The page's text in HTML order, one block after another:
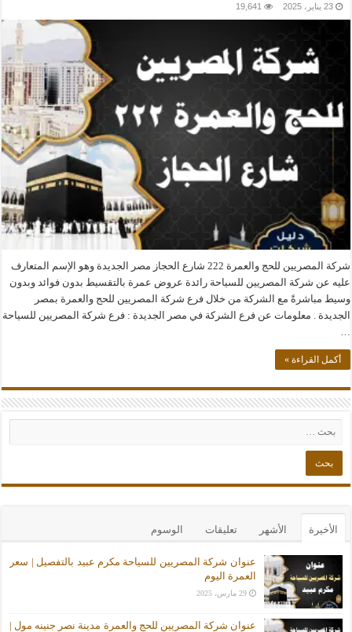
23 يناير، 2025 19,641
شركة المصريين للحج والعمرة 222 شارع الحجاز مصر الجديدة وهو الإسم المتعارف
عليه عن شركة المصريين للسياحة رائدة عروض عمرة بالتقسيط بدون فوائد وبدون
وسيط مباشرةً مع الشركة من خلال فرع شركة المصريين للحج والعمرة بمصر
الجديدة . معلومات عن فرع الشركة في مصر الجديدة : فرع شركة المصريين للسياحة
أكمل القراءة »
الأخيرة الأشهر تعليقات الوسوم
عنوان شركة المصريين للسياحة مكرم عبيد بالتفصيل | سعر
العمرة اليوم
29 مارس، 2025
عنوان شركة المصريين للحج والعمرة مدينة نصر جنينه مول |